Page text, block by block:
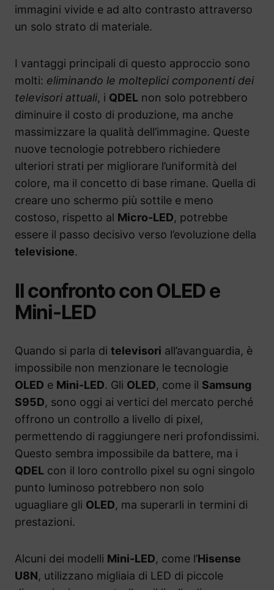
immagini vivide e ad alto contrasto attraverso
un solo strato di materiale.
I vantaggi principali di questo approccio sono
molti: eliminando le molteplici componenti dei
televisori attuali, i QDEL non solo potrebbero
diminuire il costo di produzione, ma anche
massimizzare la qualità dell’immagine. Queste
nuove tecnologie potrebbero richiedere
ulteriori strati per migliorare l’uniformità del
colore, ma il concetto di base rimane. Quella di
creare uno schermo più sottile e meno
costoso, rispetto al Micro-LED, potrebbe
essere il passo decisivo verso l’evoluzione della
televisione.
Il confronto con OLED e
Mini-LED
Quando si parla di televisori all’avanguardia, è
impossibile non menzionare le tecnologie
OLED e Mini-LED. Gli OLED, come il Samsung
S95D, sono oggi ai vertici del mercato perché
offrono un controllo a livello di pixel,
permettendo di raggiungere neri profondissimi.
Questo sembra impossibile da battere, ma i
QDEL con il loro controllo pixel su ogni singolo
punto luminoso potrebbero non solo
uguagliare gli OLED, ma superarli in termini di
prestazioni.
Alcuni dei modelli Mini-LED, come l’Hisense
U8N, utilizzano migliaia di LED di piccole